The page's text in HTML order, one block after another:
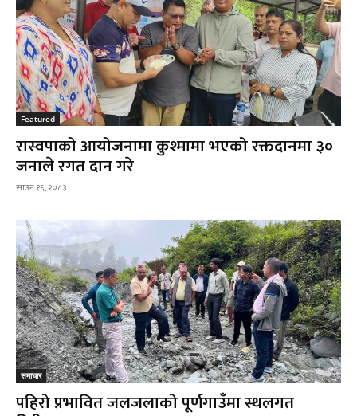
Featured
रास्वपाको आयोजनामा कुश्मामा भएको रक्तदानमा ३०
जनाले रगत दान गरे
साउन १६, २०८३
समाचार
पहिरो प्रभावित जलजलाको पूर्णगाउँमा स्थलगत